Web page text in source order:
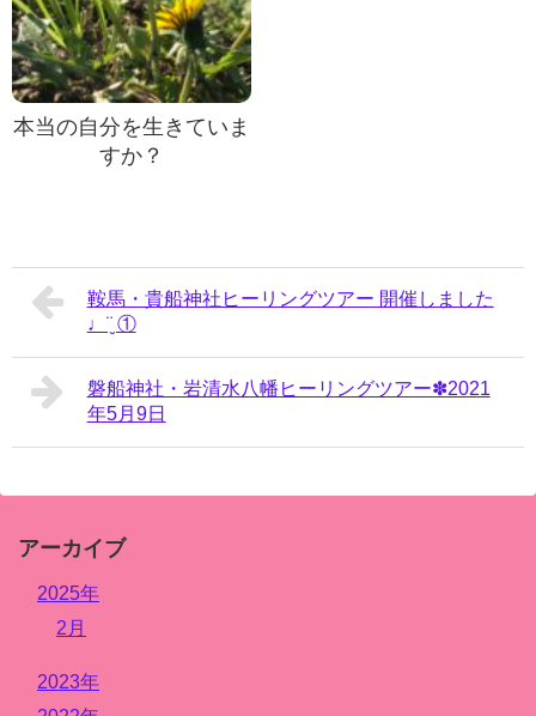
本当の自分を生きていま
すか？
鞍馬・貴船神社ヒーリングツアー 開催しました
♩¨̮ ①
磐船神社・岩清水八幡ヒーリングツアー✽2021
年5月9日
アーカイブ
2025年
2月
2023年